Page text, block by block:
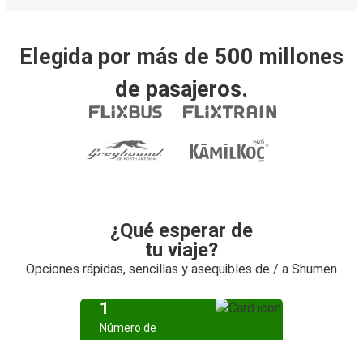
Elegida por más de 500 millones
de pasajeros.
¿Qué esperar de
tu viaje?
Opciones rápidas, sencillas y asequibles de / a Shumen
1
Número de